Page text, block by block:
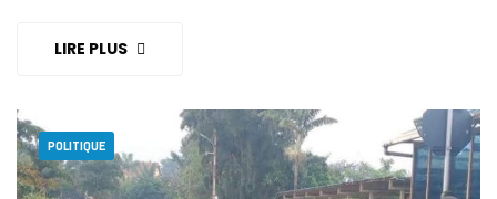
LIRE PLUS
POLITIQUE